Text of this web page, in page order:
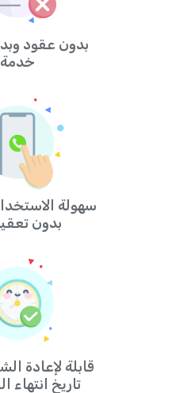
بدون عقود
خدمة
سهولة
بدون
قابلة لإعادة
تاريخ انتهاء